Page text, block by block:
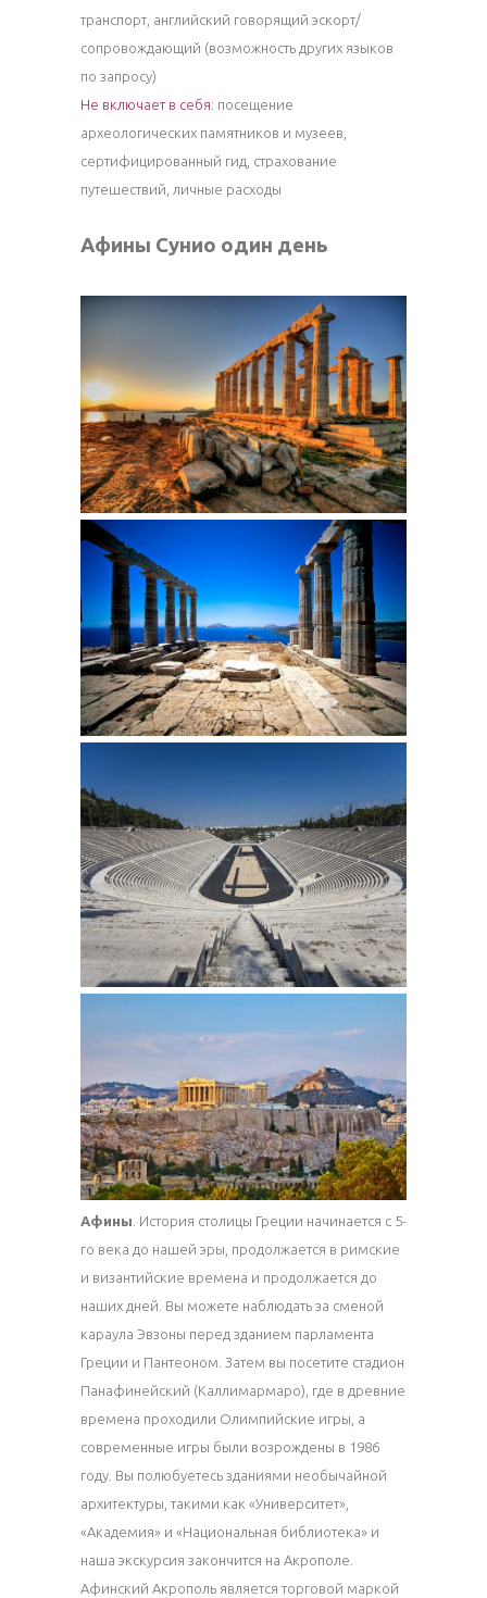
транспорт, английский говорящий эскорт/
сопровождающий (возможность других языков
по запросу)
Не включает в себя: посещение
археологических памятников и музеев,
сертифицированный гид, страхование
путешествий, личные расходы
Афины Сунио один день
Афины . История столицы Греции начинается с 5-
го века до нашей эры, продолжается в римские
и византийские времена и продолжается до
наших дней. Вы можете наблюдать за сменой
караула Эвзоны перед зданием парламента
Греции и Пантеоном. Затем вы посетите стадион
Панафинейский (Каллимармаро), где в древние
времена проходили Олимпийские игры, а
современные игры были возрождены в 1986
году. Вы полюбуетесь зданиями необычайной
архитектуры, такими как «Университет»,
«Академия» и «Национальная библиотека» и
наша экскурсия закончится на Акрополе.
Афинский Акрополь является торговой маркой